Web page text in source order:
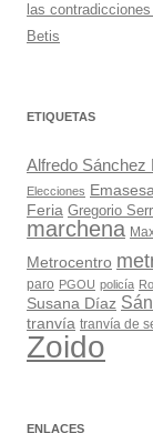
las
Betis
ETIQUETAS
Alfredo Sánchez
Elecciones
Feria Gregorio
marchena
Metrocentro
paro PGOU policía
Susana Díaz
tranvía tranvía de
Zoido
ENLACES